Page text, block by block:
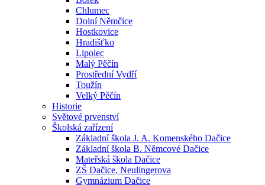
Chlumec
Dolní Němčice
Hostkovice
Hradišťko
Lipolec
Malý Pěčín
Prostřední Vydří
Toužín
Velký Pěčín
Historie
Světové prvenství
Školská zařízení
Základní škola J. A. Komenského Dačice
Základní škola B. Němcové Dačice
Mateřská škola Dačice
ZŠ Dačice, Neulingerova
Gymnázium Dačice